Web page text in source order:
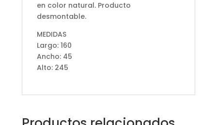
en color natural. Producto
desmontable.
MEDIDAS
Largo: 160
Ancho: 45
Alto: 245